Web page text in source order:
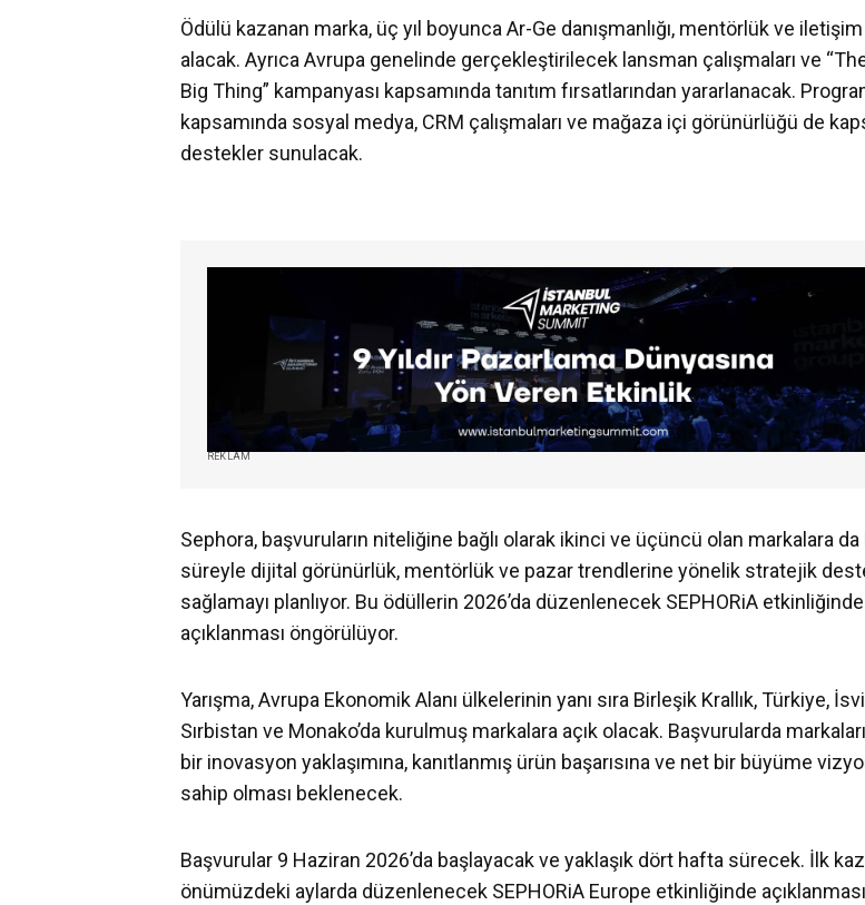
Ödülü kazanan marka, üç yıl boyunca Ar-Ge danışmanlığı, mentörlük ve
alacak. Ayrıca Avrupa genelinde gerçekleştirilecek lansman çalışmaları ve
Big Thing” kampanyası kapsamında tanıtım fırsatlarından yararlanacak.
kapsamında sosyal medya, CRM çalışmaları ve mağaza içi görünürlüğü de
destekler sunulacak.
REKLAM
Sephora, başvuruların niteliğine bağlı olarak ikinci ve üçüncü olan markalara da
süreyle dijital görünürlük, mentörlük ve pazar trendlerine yönelik stratejik
sağlamayı planlıyor. Bu ödüllerin 2026’da düzenlenecek SEPHORiA etkinliğinde
açıklanması öngörülüyor.
Yarışma, Avrupa Ekonomik Alanı ülkelerinin yanı sıra Birleşik Krallık, Türkiye,
Sırbistan ve Monako’da kurulmuş markalara açık olacak. Başvurularda
bir inovasyon yaklaşımına, kanıtlanmış ürün başarısına ve net bir büyüme
sahip olması beklenecek.
Başvurular 9 Haziran 2026’da başlayacak ve yaklaşık dört hafta sürecek. İlk
önümüzdeki aylarda düzenlenecek SEPHORiA Europe etkinliğinde açıklanması